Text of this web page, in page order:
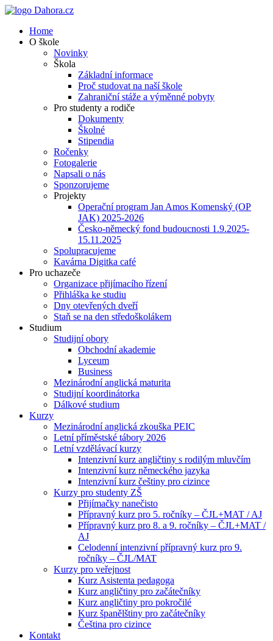
Home
O škole
Novinky
Škola
Základní informace
Proč studovat na naší škole
Zahraniční stáže a výměnné pobyty
Pro studenty a rodiče
Dokumenty
Školné
Stipendia
Ročenky
Fotogalerie
Napsali o nás
Sponzorujeme
Projekty
Operační program Jan Amos Komenský (OP
JAK) 2025-2026
Česko-německý fond budoucnosti 1.9.2025-
15.11.2025
Spolupracujeme
Kavárna Digitka café
Pro uchazeče
Organizace přijímacího řízení
Přihláška ke studiu
Dny otevřených dveří
Staň se na den středoškolákem
Studium
Studijní obory
Obchodní akademie
Lyceum
Business
Mezinárodní anglická maturita
Studijní koordinátorka
Dálkové studium
Kurzy
Mezinárodní anglická zkouška PEIC
Letní příměstské tábory 2026
Letní vzdělávací kurzy
Intenzivní kurz angličtiny s rodilým mluvčím
Intenzivní kurz německého jazyka
Intenzivní kurz češtiny pro cizince
Kurzy pro studenty ZŠ
Přijímačky nanečisto
Přípravný kurz pro 5. ročníky – ČJL+MAT / AJ
Přípravný kurz pro 8. a 9. ročníky – ČJL+MAT /
AJ
Celodenní intenzivní přípravný kurz pro 9.
ročníky – ČJL/MAT
Kurzy pro veřejnost
Kurz Asistenta pedagoga
Kurz angličtiny pro začátečníky
Kurz angličtiny pro pokročilé
Kurz španělštiny pro začátečníky
Čeština pro cizince
Kontakt